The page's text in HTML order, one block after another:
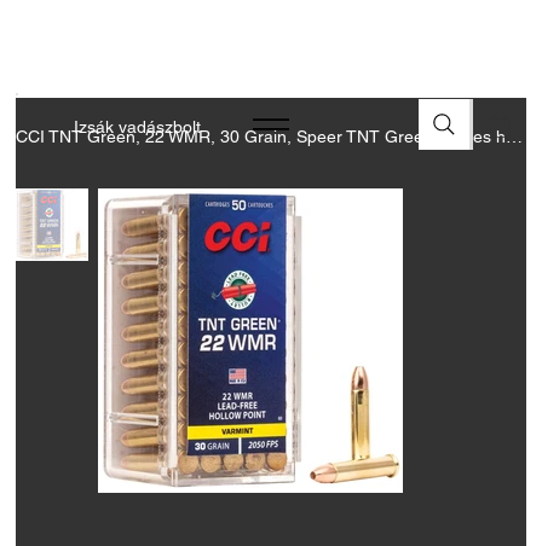
Izsák vadászbolt